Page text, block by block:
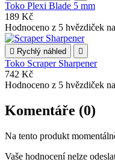
Toko Plexi Blade 5 mm
189 Kč
Hodnoceno z 5 hvězdiček
 Rychlý náhled 
Toko Scraper Sharpener
742 Kč
Hodnoceno z 5 hvězdiček
Komentáře (0)
Na tento produkt
Vaše hodnocení nelze